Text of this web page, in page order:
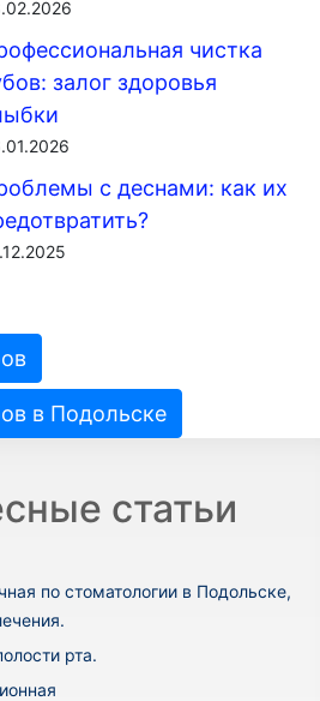
чистка
залог здоровья
с деснами: как их
в Подольске
статьи
по стоматологии в Подольске,
рта.